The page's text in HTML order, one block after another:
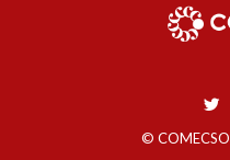
© COMECSO